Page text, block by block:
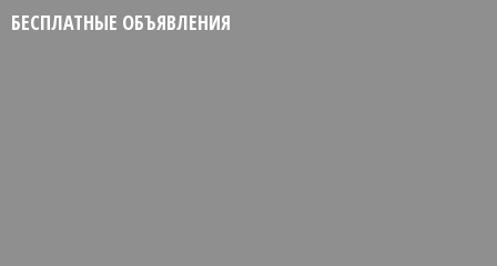
БЕСПЛАТНЫЕ ОБЪЯВЛЕНИЯ